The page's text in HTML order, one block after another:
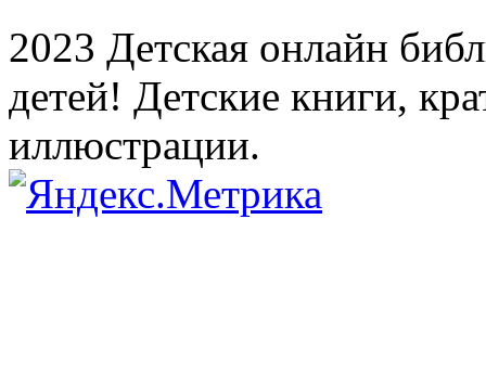
2023 Детская онлайн
детей! Детские книги,
иллюстрации.